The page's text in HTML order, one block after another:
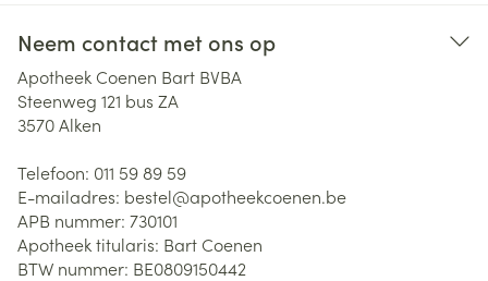
Neem contact met ons op
Apotheek Coenen Bart BVBA
Steenweg 121 bus ZA
3570Alken
Telefoon: 011 59 89 59
E-mailadres: bestel@apotheekcoenen.be
APB nummer: 730101
Apotheek titularis: Bart Coenen
BTW nummer: BE0809150442